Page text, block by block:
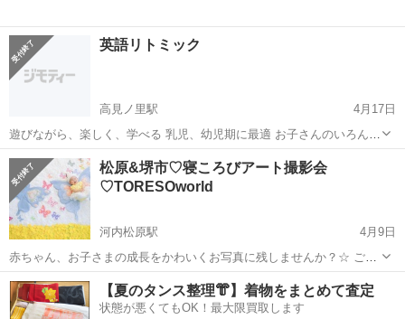
英語リトミック
高見ノ里駅
4月17日
遊びながら、楽しく、学べる 乳児、幼児期に最適 お子さんのいろんな
可能性を引き出します。
大阪 松原市 高見ノ里駅 育児
松原&堺市♡寝ころびアート撮影会
♡TORESOworld
河内松原駅
4月9日
赤ちゃん、お子さまの成長をかわいくお写真に残しませんか？☆ ごろ
んでも、お座りでもかわいい 寝ころびアートの撮影会を行います！ み
んなでわいわい楽しく おしゃべりしたりしながら お子さまのかわいい
表情を...
大阪 松原市 河内松原駅 育児 撮影会
【夏のタンス整理👘】着物をまとめて査定
状態が悪くてもOK！最大限買取します